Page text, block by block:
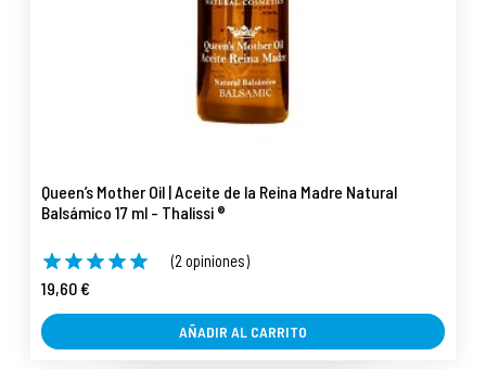
Queen’s Mother Oil | Aceite de la Reina Madre Natural
Balsámico 17 ml - Thalissi ®
(2 opiniones)
19,60 €
AÑADIR AL CARRITO